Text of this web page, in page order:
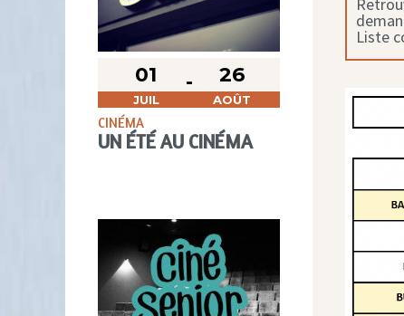
01
JUIL
26
AOÛT
CINÉMA
UN ÉTÉ AU CINÉMA
Liste